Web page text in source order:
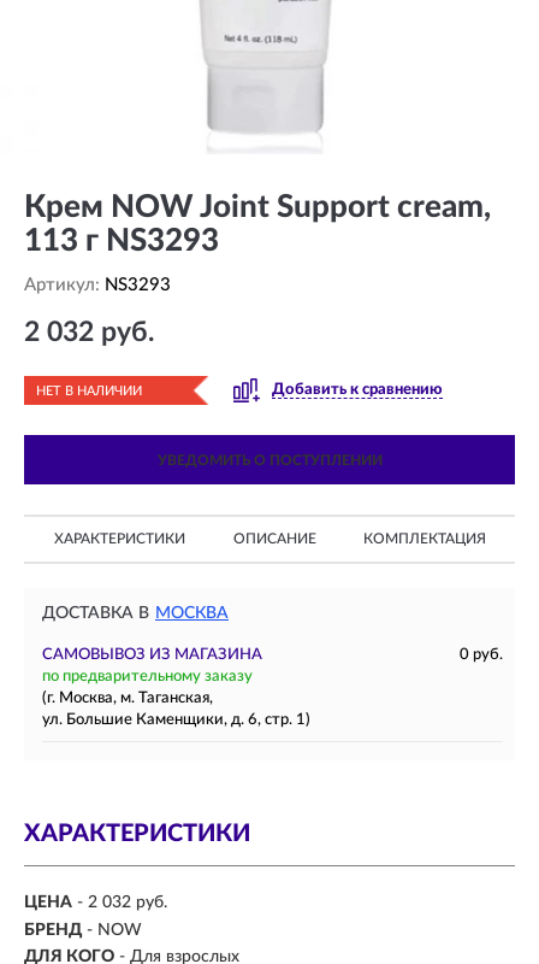
Крем NOW Joint Support cream,
113 г NS3293
Артикул: NS3293
2 032 руб.
НЕТ В НАЛИЧИИ Добавить к сравнению
УВЕДОМИТЬ О ПОСТУПЛЕНИИ
ХАРАКТЕРИСТИКИ ОПИСАНИЕ КОМПЛЕКТАЦИЯ
ДОСТАВКА В МОСКВА
САМОВЫВОЗ ИЗ МАГАЗИНА
0 руб.
по предварительному заказу
(г. Москва, м. Таганская,
ул. Большие Каменщики, д. 6, стр. 1)
ХАРАКТЕРИСТИКИ
ЦЕНА - 2 032 руб.
БРЕНД - NOW
ДЛЯ КОГО - Для взрослых